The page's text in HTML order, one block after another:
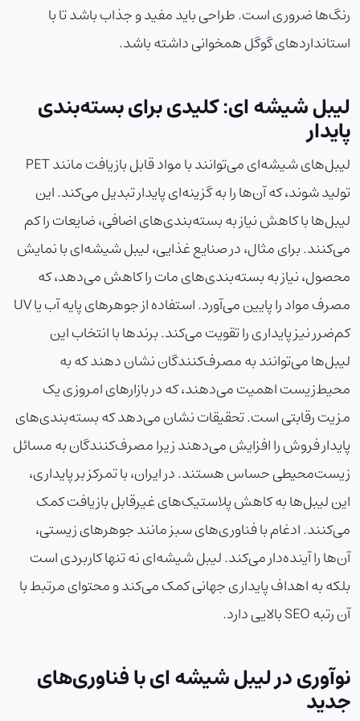
رنگ‌ها ضروری است. طراحی باید مفید و جذاب باشد تا با
استانداردهای گوگل همخوانی داشته باشد.
لیبل شیشه ای: کلیدی برای بسته‌بندی
پایدار
لیبل‌های شیشه‌ای می‌توانند با مواد قابل بازیافت مانند PET
تولید شوند، که آن‌ها را به گزینه‌ای پایدار تبدیل می‌کند. این
لیبل‌ها با کاهش نیاز به بسته‌بندی‌های اضافی، ضایعات را کم
می‌کنند. برای مثال، در صنایع غذایی، لیبل شیشه‌ای با نمایش
محصول، نیاز به بسته‌بندی‌های مات را کاهش می‌دهد، که
مصرف مواد را پایین می‌آورد. استفاده از جوهرهای پایه آب یا UV
کم‌ضرر نیز پایداری را تقویت می‌کند. برندها با انتخاب این
لیبل‌ها می‌توانند به مصرف‌کنندگان نشان دهند که به
محیط‌زیست اهمیت می‌دهند، که در بازارهای امروزی یک
مزیت رقابتی است. تحقیقات نشان می‌دهد که بسته‌بندی‌های
پایدار فروش را افزایش می‌دهند زیرا مصرف‌کنندگان به مسائل
زیست‌محیطی حساس هستند. در ایران، با تمرکز بر پایداری،
این لیبل‌ها به کاهش پلاستیک‌های غیرقابل بازیافت کمک
می‌کنند. ادغام با فناوری‌های سبز مانند جوهرهای زیستی،
آن‌ها را آینده‌دار می‌کند. لیبل شیشه‌ای نه تنها کاربردی است
بلکه به اهداف پایداری جهانی کمک می‌کند و محتوای مرتبط با
آن رتبه SEO بالایی دارد.
نوآوری در لیبل شیشه ای با فناوری‌های
جدید